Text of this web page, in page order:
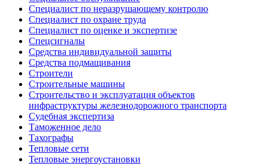
Специалист по неразрушающему контролю
Специалист по охране труда
Специалист по оценке и экспертизе
Спецсигналы
Средства индивидуальной защиты
Средства подмащивания
Строители
Строительные машины
Строительство и эксплуатация объектов
инфраструктуры железнодорожного транспорта
Судебная экспертиза
Таможенное дело
Тахографы
Тепловые сети
Тепловые энергоустановки